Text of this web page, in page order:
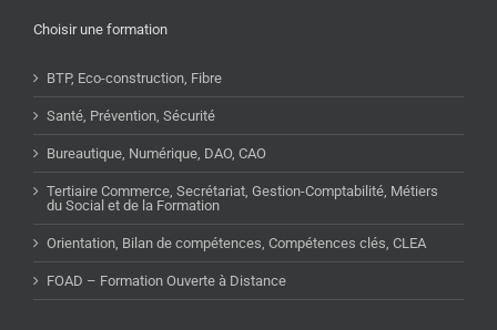
Choisir une formation
BTP, Eco-construction, Fibre
Santé, Prévention, Sécurité
Bureautique, Numérique, DAO, CAO
Tertiaire Commerce, Secrétariat, Gestion-Comptabilité, Métiers
du Social et de la Formation
Orientation, Bilan de compétences, Compétences clés, CLEA
FOAD – Formation Ouverte à Distance